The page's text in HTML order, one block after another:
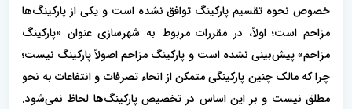
خصوص نحوه تقسیم پارکینگ توافق نشده است و یکی از پارکینگ‌ها
مزاحم است؛ اولاً، در مقررات مربوط به شهرسازی عنوان «پارکینگ
مزاحم» پیش‌بینی نشده است و پارکینگ مزاحم اصولاً پارکینگ نیست؛
چرا که مالک چنین پارکینگی متمکن از انحاء تصرفات و انتفاعات به نحو
مطلق نیست و بر این اساس در تخصیص پارکینگ‌ها لحاظ نمی‌شود.